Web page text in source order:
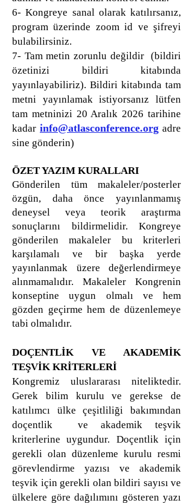
6- Kongreye sanal olarak katılırsanız,
program üzerinde zoom id ve şifreyi
bulabilirsiniz.
7- Tam metin zorunlu değildir (bildiri
özetinizi bildiri kitabında
yayınlayabiliriz). Bildiri kitabında tam
metni yayınlamak istiyorsanız lütfen
tam metninizi 20 Aralık 2026 tarihine
kadar info@atlasconference.org adre
sine gönderin)
ÖZET YAZIM KURALLARI
Gönderilen tüm makaleler/posterler
özgün, daha önce yayınlanmamış
deneysel veya teorik araştırma
sonuçlarını bildirmelidir. Kongreye
gönderilen makaleler bu kriterleri
karşılamalı ve bir başka yerde
yayınlanmak üzere değerlendirmeye
alınmamalıdır. Makaleler Kongrenin
konseptine uygun olmalı ve hem
gözden geçirme hem de düzenlemeye
tabi olmalıdır.
DOÇENTLİK VE AKADEMİK
TEŞVİK KRİTERLERİ
Kongremiz uluslararası niteliktedir.
Gerek bilim kurulu ve gerekse de
katılımcı ülke çeşitliliği bakımından
doçentlik ve akademik teşvik
kriterlerine uygundur. Doçentlik için
gerekli olan düzenleme kurulu resmi
görevlendirme yazısı ve akademik
teşvik için gerekli olan bildiri sayısı ve
ülkelere göre dağılımını gösteren yazı